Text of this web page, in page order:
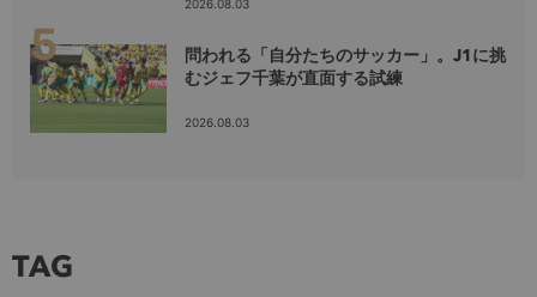
2026.08.03
問われる「自分たちのサッカー」。J1に挑
むジェフ千葉が直面する試練
2026.08.03
TAG